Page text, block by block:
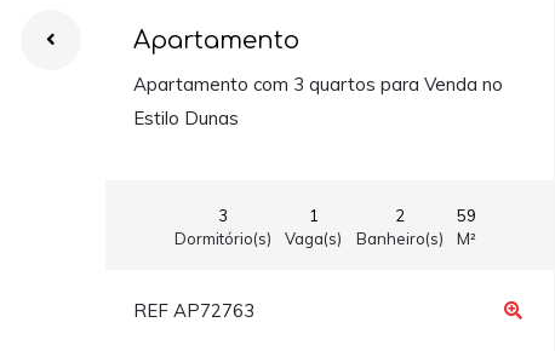
Apartamento
Apartamento com 3 quartos para Venda no
Estilo Dunas
3
Dormitório(s)
1
Vaga(s)
2
Banheiro(s)
59
M²
REF AP72763